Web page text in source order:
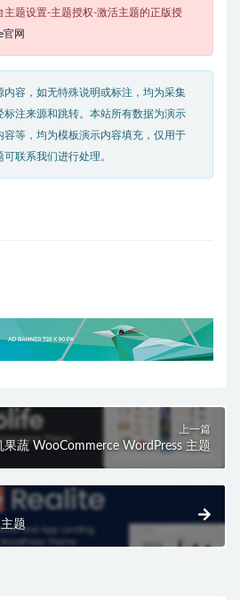
主题设置-主题授权-激活主题的正版授
官网
内容，如无特殊说明或标注，均为采集
标注来源和跳转。本站所有数据为演示
容等，均为模板演示内容填充，仅用于
联系我们进行处理。
上一篇
果蔬 WooCommerce WordPress 主题
题